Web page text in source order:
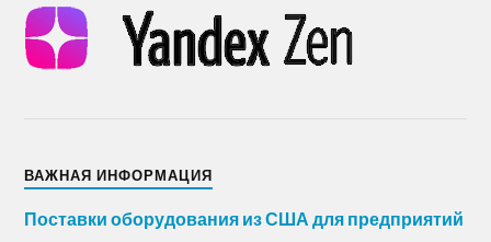
ВАЖНАЯ ИНФОРМАЦИЯ
Поставки оборудования из США для предприятий